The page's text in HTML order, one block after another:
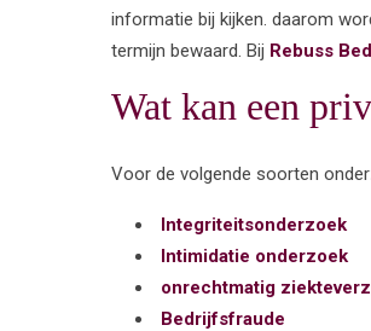
informatie bij kijken. daarom
termijn bewaard. Bij Rebuss
Wat kan een
Voor de volgende soorten
Integriteitsonderzoek
Intimidatie onderzoek
onrechtmatig
Bedrijfsfraude